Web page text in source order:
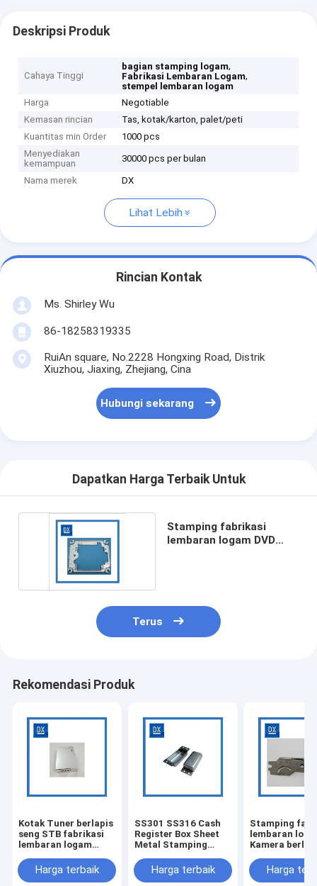
Deskripsi Produk
Cahaya Tinggi
bagian stamping logam,
Fabrikasi Lembaran Logam,
stempel lembaran logam
Harga
Negotiable
Kemasan rincian
Tas, kotak/karton, palet/peti
Kuantitas min Order
1000 pcs
Menyediakan
kemampuan
30000 pcs per bulan
Nama merek DX
Lihat Lebih
Rincian Kontak
Ms. Shirley Wu
86-18258319335
RuiAn square, No.2228 Hongxing Road, Distrik
Xiuzhou, Jiaxing, Zhejiang, Cina
Hubungi sekarang
Dapatkan Harga Terbaik Untuk
Stamping fabrikasi
lembaran logam DVD
Terus
Rekomendasi Produk
Kotak Tuner berlapis
seng STB fabrikasi
lembaran logam
Harga terbaik
SS301 SS316 Cash
Register Box Sheet
Metal Stamping
Harga terbaik
Stamping
lembaran
Kamera
Harga